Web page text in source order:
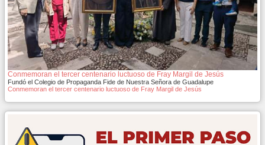
Conmemoran el tercer centenario luctuoso de Fray Margil de Jesús
Fundó el Colegio de Propaganda Fide de Nuestra Señora de Guadalupe
Conmemoran el tercer centenario luctuoso de Fray Margil de Jesús